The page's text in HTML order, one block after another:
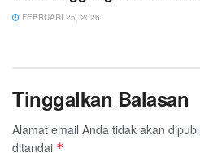
FEBRUARI 25, 2026
Tinggalkan Balasan
Alamat email Anda tidak akan
ditandai *